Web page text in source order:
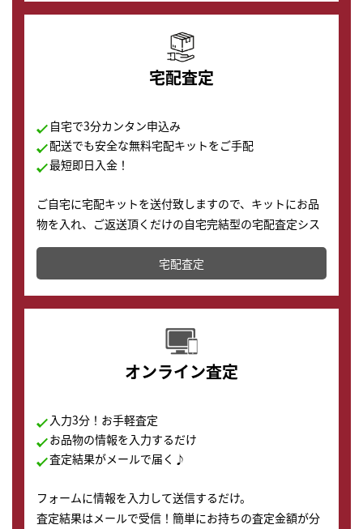
宅配査定
自宅で3分カンタン申込み
配送でも安全な無料宅配キットをご手配
最短即日入金！
ご自宅に宅配キットを送付致しますので、キットにお品
物を入れ、ご返送頂くだけの自宅完結型の宅配査定シス
テムです。
配送でも簡単&安全に査定・買取に出すことが可能で
す。
宅配査定
オンライン査定
入力3分！お手軽査定
お品物の情報を入力するだけ
査定結果がメールで届く♪
フォームに情報を入力して送信するだけ。
査定結果はメールで受信！簡単にお持ちの査定金額が分